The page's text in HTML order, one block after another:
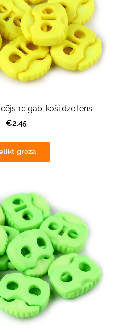
10 gab. koši dzeltens
€2.45
grozā